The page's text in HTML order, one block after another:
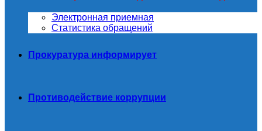
Электронная приемная
Статистика обращений
Прокуратура информирует
Противодействие коррупции